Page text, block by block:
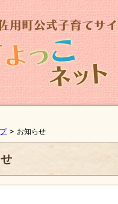
> お知らせ